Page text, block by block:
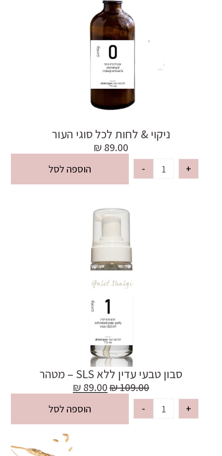
ניקוי & לחות לכל סוגי העור
89.00
₪
- + הוספה לסל
סבון טבעי עדין ללא SLS – מטהר
109.00
₪
89.00
₪
- + הוספה לסל